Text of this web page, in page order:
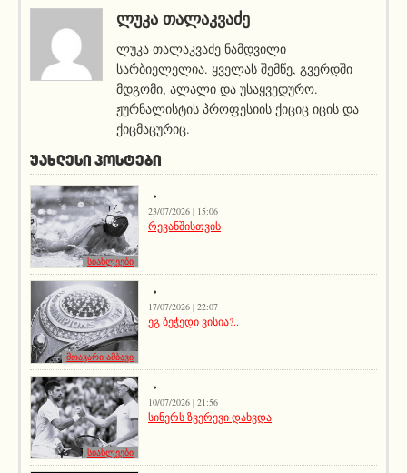
ᲚᲣᲙᲐ ᲗᲐᲚᲐᲙᲕᲐᲫᲔ
ლუკა თალაკვაძე ნამდვილი
სარბიელელია. ყველას შემწე, გვერდში
მდგომი, ალალი და უსაყვედურო.
ჟურნალისტის პროფესიის ქიციც იცის და
ქიცმაცურიც.
ᲣᲐᲮᲚᲔᲡᲘ ᲞᲝᲡᲢᲔᲑᲘ
სიახლეები
23/07/2026 | 15:06
რევანშისთვის
მთავარი ამბავი
17/07/2026 | 22:07
ეგ ბეჭედი ვისია?..
სიახლეები
10/07/2026 | 21:56
სინერს ზვერევი დახვდა